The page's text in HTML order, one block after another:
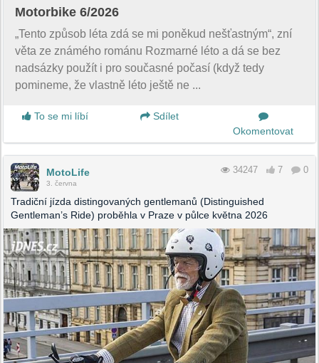
Motorbike 6/2026
„Tento způsob léta zdá se mi poněkud nešťastným“, zní
věta ze známého románu Rozmarné léto a dá se bez
nadsázky použít i pro současné počasí (když tedy
pomineme, že vlastně léto ještě ne ...
To se mi líbí
Sdílet
Okomentovat
MotoLife
3. června
34247 7 0
Tradiční jízda distingovaných gentlemanů (Distinguished
Gentleman’s Ride) proběhla v Praze v půlce května 2026